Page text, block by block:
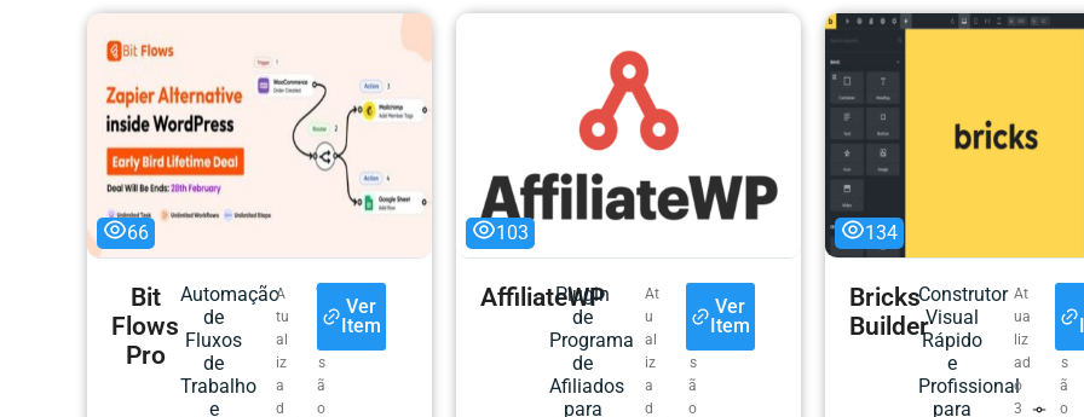
Bit
Flows
Pro
Automação
de
Fluxos
de
Trabalho
e
A
tu
al
iz
a
d
V
e
s
ã
o
Ver
Item
66
AffiliateWP
Plugin
de
Programa
de
Afiliados
para
At
u
al
iz
a
d
e
s
ã
o
Ver
Item
103
Bricks
Builder
Construtor
Visual
Rápido
e
Profissional
para
At
ua
liz
ad
o
3
e
s
ã
o
134